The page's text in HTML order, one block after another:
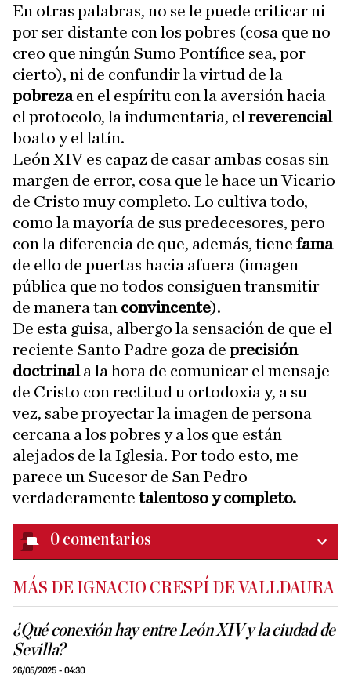
En otras palabras, no se le puede criticar ni
por ser distante con los pobres (cosa que no
creo que ningún Sumo Pontífice sea, por
cierto), ni de confundir la virtud de la
pobrezaen el espíritu con la aversión hacia
el protocolo, la indumentaria, el reverencial
boato y el latín.
León XIV es capaz de casar ambas cosas sin
margen de error, cosa que le hace un Vicario
de Cristo muy completo. Lo cultiva todo,
como la mayoría de sus predecesores, pero
con la diferencia de que, además, tiene fama
de ello de puertas hacia afuera (imagen
pública que no todos consiguen transmitir
de manera tan convincente).
De esta guisa, albergo la sensación de que el
reciente Santo Padre goza de precisión
doctrinala la hora de comunicar el mensaje
de Cristo con rectitud u ortodoxia y, a su
vez, sabe proyectar la imagen de persona
cercana a los pobres y a los que están
alejados de la Iglesia. Por todo esto, me
parece un Sucesor de San Pedro
verdaderamente talentoso y completo.
0 comentarios
MÁS DE IGNACIO CRESPÍ DE VALLDAURA
¿Qué conexión hay entre León XIV y la ciudad de
Sevilla?
26/05/2025 - 04:30